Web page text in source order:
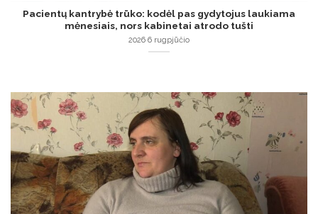
Pacientų kantrybė trūko: kodėl pas gydytojus laukiama
mėnesiais, nors kabinetai atrodo tušti
2026 6 rugpjūčio